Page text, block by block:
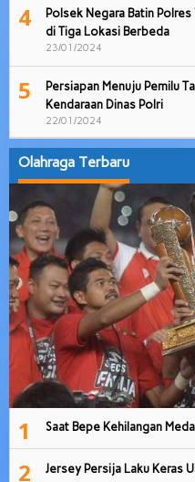
4
Polsek Negara Batin
di Tiga Lokasi Berbeda
23/01/2024
5
Persiapan Menuju Pemilu
Kendaraan Dinas Polri
22/01/2024
Olahraga Terbaru
1 Saat Bepe Kehilangan
2 Jersey Persija Laku Keras